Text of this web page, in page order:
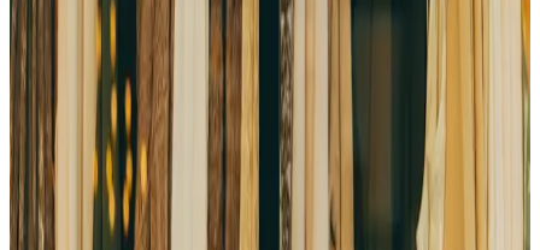
Jedinstvenost